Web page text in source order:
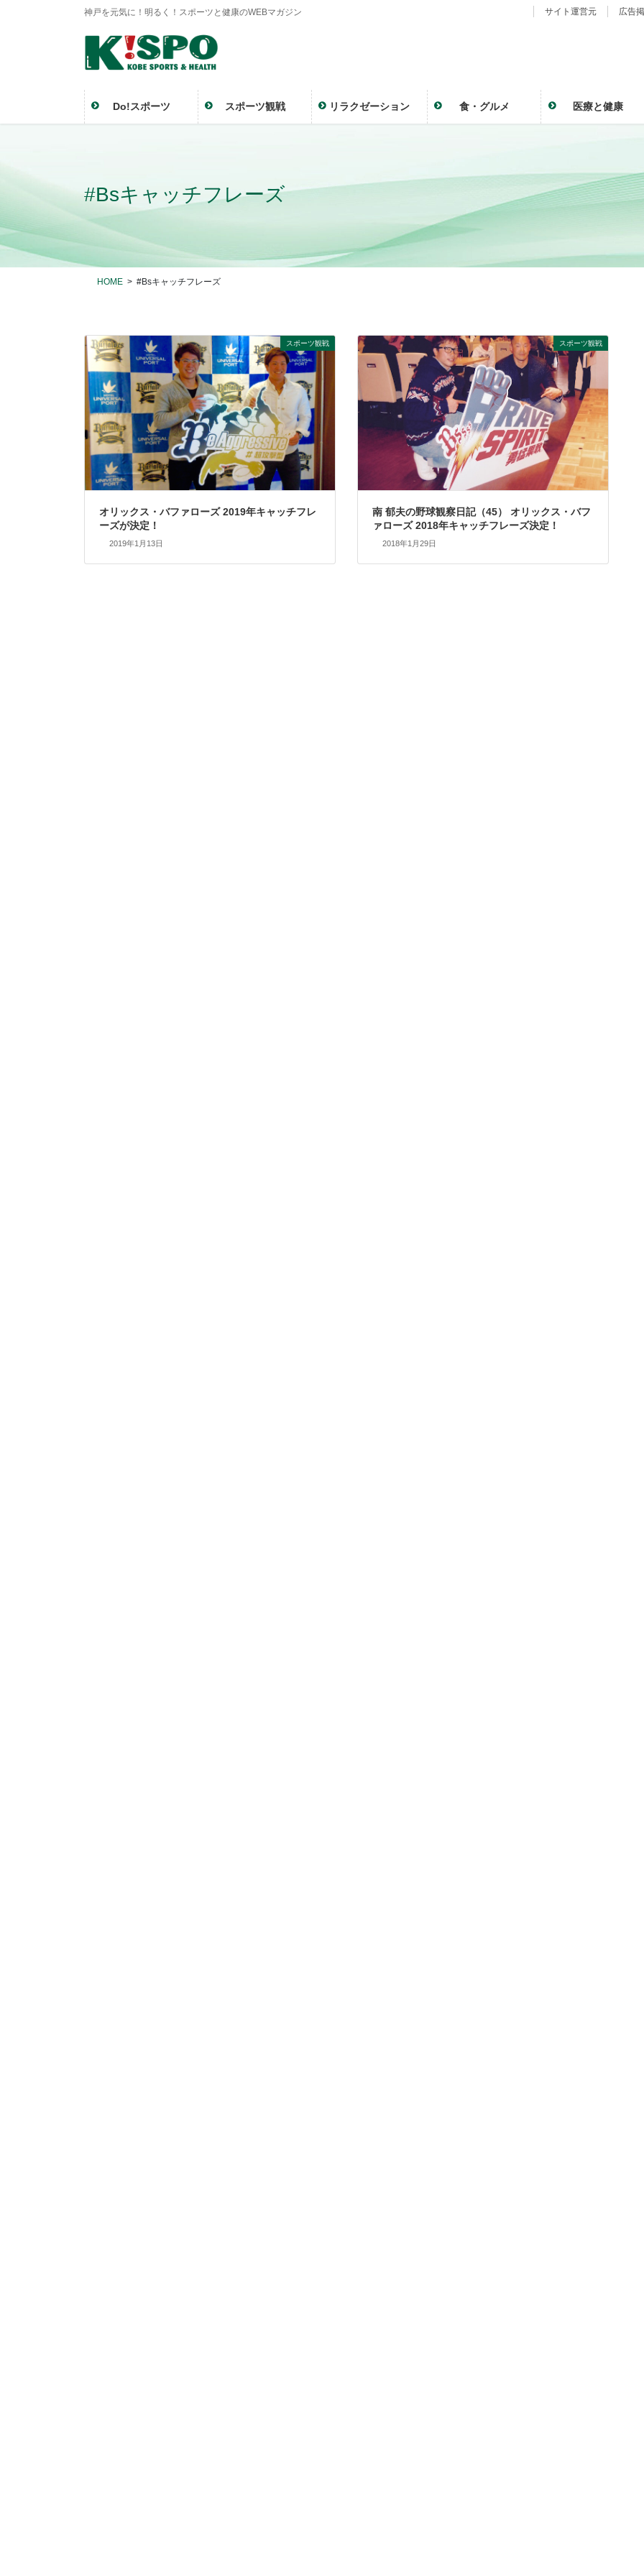
神戸を元気に！明るく！スポーツと健康のWEBマガジン サイト運営元 広告
Do!スポーツ スポーツ観戦 リラクゼーション 食・グルメ 医療と健康
#Bsキャッチフレーズ
HOME #Bsキャッチフレーズ
スポーツ観戦
オリックス・バファローズ 2019年キャッチフレ
ーズが決定！
2019年1月13日
スポーツ観戦
南 郁夫の野球観察日記（45） オリックス・バフ
ァローズ 2018年キャッチフレーズ決定！
2018年1月29日